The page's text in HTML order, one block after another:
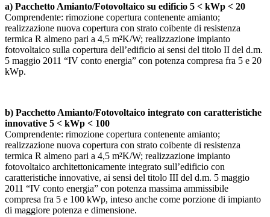
a) Pacchetto Amianto/Fotovoltaico su edificio 5 < kWp < 20
Comprendente: rimozione copertura contenente amianto;
realizzazione nuova copertura con strato coibente di resistenza
termica R almeno pari a 4,5 m²K/W; realizzazione impianto
fotovoltaico sulla copertura dell’edificio ai sensi del titolo II del d.m.
5 maggio 2011 “IV conto energia” con potenza compresa fra 5 e 20
kWp.
b) Pacchetto Amianto/Fotovoltaico integrato con caratteristiche
innovative 5 < kWp < 100
Comprendente: rimozione copertura contenente amianto;
realizzazione nuova copertura con strato coibente di resistenza
termica R almeno pari a 4,5 m²K/W; realizzazione impianto
fotovoltaico architettonicamente integrato sull’edificio con
caratteristiche innovative, ai sensi del titolo III del d.m. 5 maggio
2011 “IV conto energia” con potenza massima ammissibile
compresa fra 5 e 100 kWp, inteso anche come porzione di impianto
di maggiore potenza e dimensione.